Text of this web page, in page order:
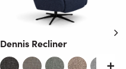
Dennis Recliner